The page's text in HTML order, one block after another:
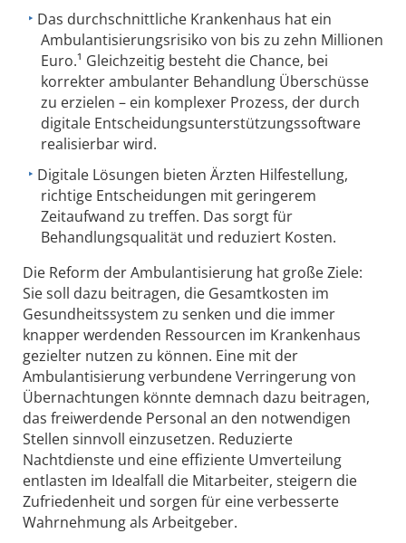
Das durchschnittliche Krankenhaus hat ein
Ambulantisierungsrisiko von bis zu zehn Millionen
Euro.¹ Gleichzeitig besteht die Chance, bei
korrekter ambulanter Behandlung Überschüsse
zu erzielen – ein komplexer Prozess, der durch
digitale Entscheidungsunterstützungssoftware
realisierbar wird.
Digitale Lösungen bieten Ärzten Hilfestellung,
richtige Entscheidungen mit geringerem
Zeitaufwand zu treffen. Das sorgt für
Behandlungsqualität und reduziert Kosten.
Die Reform der Ambulantisierung hat große Ziele:
Sie soll dazu beitragen, die Gesamtkosten im
Gesundheitssystem zu senken und die immer
knapper werdenden Ressourcen im Krankenhaus
gezielter nutzen zu können. Eine mit der
Ambulantisierung verbundene Verringerung von
Übernachtungen könnte demnach dazu beitragen,
das freiwerdende Personal an den notwendigen
Stellen sinnvoll einzusetzen. Reduzierte
Nachtdienste und eine effiziente Umverteilung
entlasten im Idealfall die Mitarbeiter, steigern die
Zufriedenheit und sorgen für eine verbesserte
Wahrnehmung als Arbeitgeber.